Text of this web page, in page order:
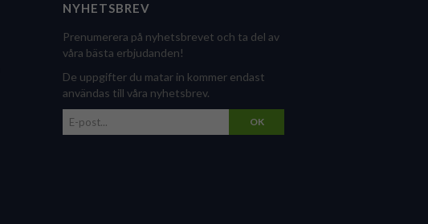
NYHETSBREV
Prenumerera på nyhetsbrevet och ta del av
våra bästa erbjudanden!
De uppgifter du matar in kommer endast
användas till våra nyhetsbrev.
OK